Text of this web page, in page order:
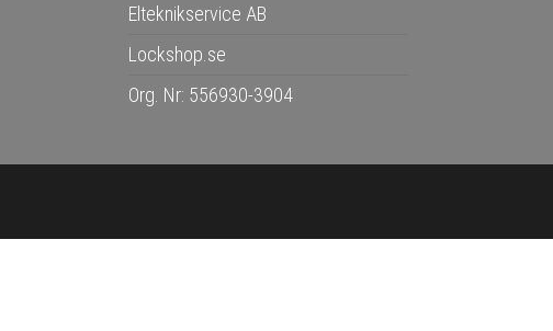
Elteknikservice AB
Lockshop.se
Org. Nr: 556930-3904